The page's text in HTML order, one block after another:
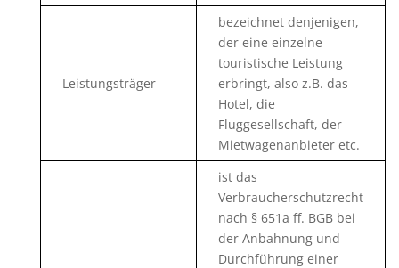
Leistungsträger
bezeichnet denjenigen,
der eine einzelne
touristische Leistung
erbringt, also z.B. das
Hotel, die
Fluggesellschaft, der
Mietwagenanbieter etc.
ist das
Verbraucherschutzrecht
nach § 651a ff. BGB bei
der Anbahnung und
Durchführung einer